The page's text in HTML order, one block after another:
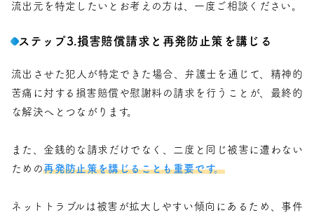
流出元を特定したいとお考えの方は、一度ご相談ください。
ステップ3.損害賠償請求と再発防止策を講じる
流出させた犯人が特定できた場合、弁護士を通じて、精神的
苦痛に対する損害賠償や慰謝料の請求を行うことが、最終的
な解決へとつながります。
また、金銭的な請求だけでなく、二度と同じ被害に遭わない
ための再発防止策を講じることも重要です。
ネットトラブルは被害が拡大しやすい傾向にあるため、事件